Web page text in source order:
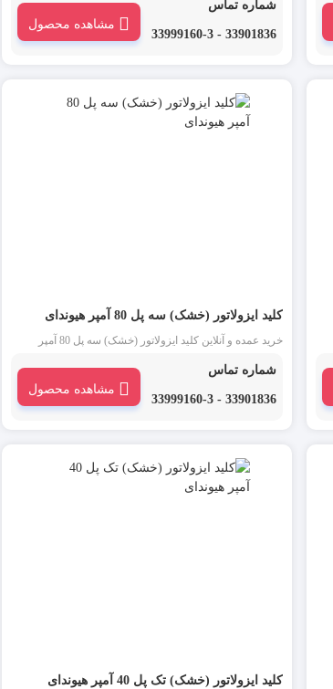
برق فشار ضعیف استفاده می شود.
شماره تماس
33901836 - 33999160-3
مشاهده محصول
کلید ایزولاتور (خشک) سه پل 80 آمپر هیوندای
خرید عمده و آنلاین کلید ایزولاتور (خشک) سه پل 80 آمپر
مینیاتوری است که به عنوان یک جداکننده بین میناتوری و بار
مورد استفاده قرار می گیرد. این محصول در بازار لاله
زار ایزولاتور سوئیچ یا کلید جداکننده نیز نامیده می شود.
شماره تماس
33901836 - 33999160-3
مشاهده محصول
کلید ایزولاتور (خشک) تک پل 40 آمپر هیوندای